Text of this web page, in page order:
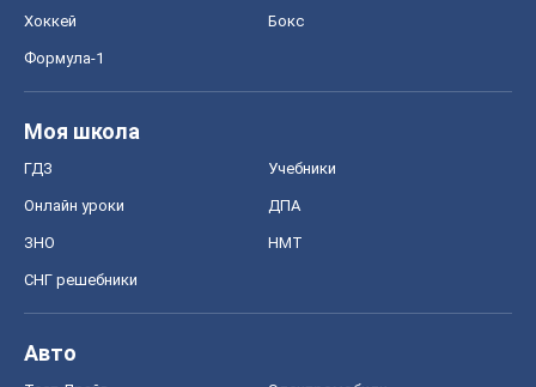
Хоккей Бокс
Формула-1
Моя школа
ГДЗ Учебники
Онлайн уроки ДПА
ЗНО НМТ
СНГ решебники
Авто